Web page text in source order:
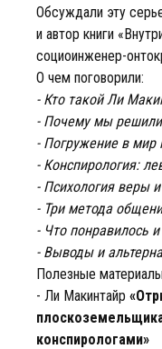
Обсуждали эту
и автор книги
социоинженер-
О чем поговорили:
- Кто такой Ли
- Почему мы решили
- Погружение в мир
- Конспирология:
- Психология веры
- Три метода
- Что понравилось
- Выводы и
Полезные
- Ли Макинтайр
конспирологами»